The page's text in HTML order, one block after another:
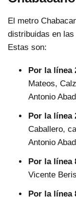
El metro
distribuidas en
Estas son:
Por la línea
Mateos,
Antonio
Por la línea
Caballero,
Antonio
Por la línea
Vicente
Por la línea